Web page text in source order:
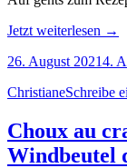
Jetzt weiterlesen →
26. August 20214.
ChristianeSchreibe
Choux au
Windbeutel